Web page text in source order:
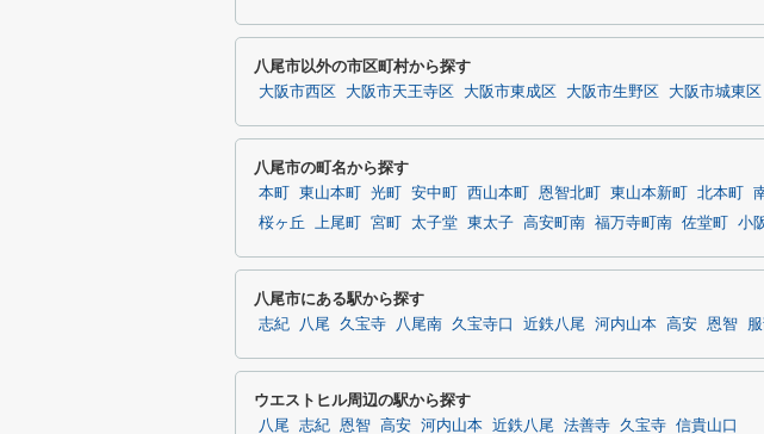
八尾市以外の市区町村から探す
大阪市西区 大阪市天王寺区 大阪市東成区 大阪市生野区 大阪市城東区
八尾市の町名から探す
本町 東山本町 光町 安中町 西山本町 恩智北町 東山本新町 北本町
桜ヶ丘
上尾町 宮町 太子堂 東太子 高安町南 福万寺町南 佐堂町 小
八尾市にある駅から探す
志紀 八尾 久宝寺 八尾南 久宝寺口 近鉄八尾 河内山本 高安 恩智
ウエストヒル周辺の駅から探す
八尾 志紀 恩智 高安 河内山本 近鉄八尾 法善寺 久宝寺 信貴山口